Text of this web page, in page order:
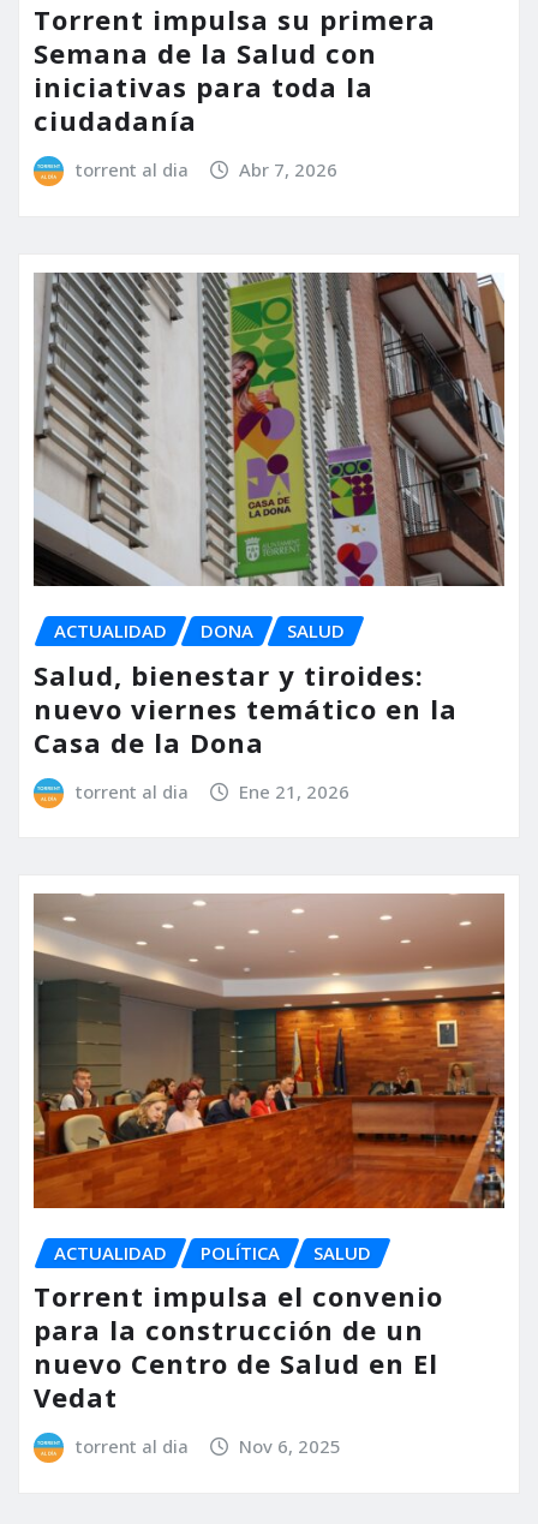
Torrent impulsa su primera
Semana de la Salud con
iniciativas para toda la
ciudadanía
torrent al dia Abr 7, 2026
ACTUALIDAD DONA SALUD
Salud, bienestar y tiroides:
nuevo viernes temático en la
Casa de la Dona
torrent al dia Ene 21, 2026
ACTUALIDAD POLÍTICA SALUD
Torrent impulsa el convenio
para la construcción de un
nuevo Centro de Salud en El
Vedat
torrent al dia Nov 6, 2025